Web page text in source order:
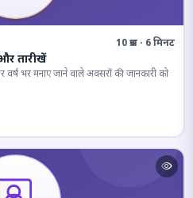
10 प्रश्न · 6 मिनट
तारीखें
वर्ष भर मनाए जाने वाले अवसरों की जानकारी को